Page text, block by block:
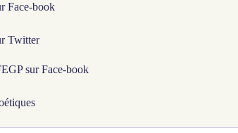
Face-book
Twitter
sur Face-book